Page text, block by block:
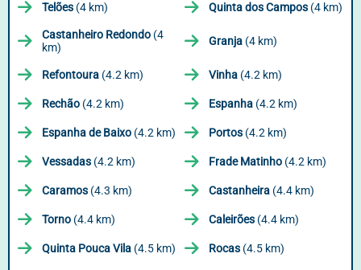
Telões (4 km) Quinta dos Campos (4 km)
Castanheiro Redondo (4
km)
Granja (4 km)
Refontoura (4.2 km) Vinha (4.2 km)
Rechão (4.2 km) Espanha (4.2 km)
Espanha de Baixo (4.2 km) Portos (4.2 km)
Vessadas (4.2 km) Frade Matinho (4.2 km)
Caramos (4.3 km) Castanheira (4.4 km)
Torno (4.4 km) Caleirões (4.4 km)
Quinta Pouca Vila (4.5 km) Rocas (4.5 km)